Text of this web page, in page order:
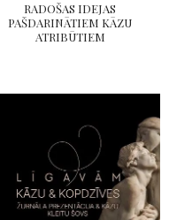
RADOŠAS IDEJAS
PAŠDARINĀTIEM KĀZU
ATRIBŪTIEM